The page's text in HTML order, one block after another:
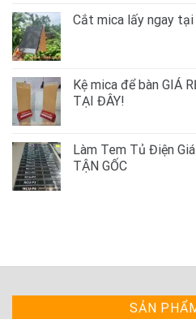
Cắt mica lấy ngay
Kệ mica để bàn GIÁ
TẠI ĐÂY!
Làm Tem Tủ Điện
TẬN GỐC
SẢN